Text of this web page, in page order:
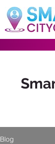
Blog